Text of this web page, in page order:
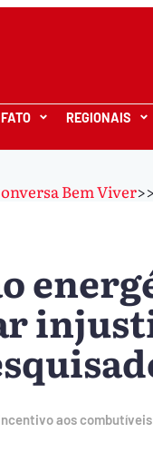
REGIONAIS
Bem Viver>>
aos